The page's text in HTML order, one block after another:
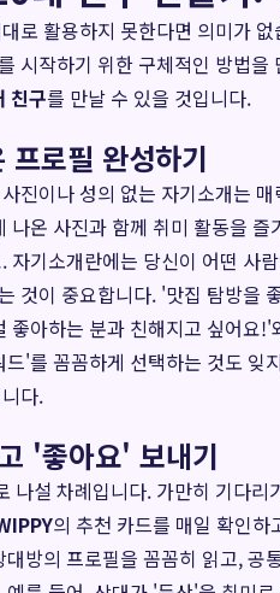
로 활용하지 못한다면 의미가
시작하기 위한 구체적인 방법을
친구를 만날 수 있을 것입니다.
로필 완성하기
진이나 성의 없는 자기소개는
온 사진과 함께 취미 활동을
기소개란에는 당신이 어떤 사
것이 중요합니다. '맛집 탐방을
좋아하는 분과 친해지고 싶어요
'를 꼼꼼하게 선택하는 것도 잊
다.
'좋아요' 보내기
나설 차례입니다. 가만히 기다리
의 추천 카드를 매일 확인
방의 프로필을 꼼꼼히 읽고, 공